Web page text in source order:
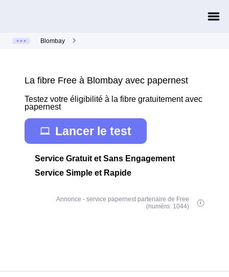
Blombay
La fibre Free à Blombay avec papernest
Testez votre éligibilité à la fibre gratuitement avec
papernest
Lancer le test
Service Gratuit et Sans Engagement
Service Simple et Rapide
Annonce - service papernest partenaire de Free
(numéro: 1044)